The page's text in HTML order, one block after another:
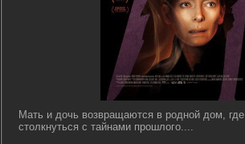
Мать и дочь возвращаются в родной дом,
столкнуться с тайнами прошлого....